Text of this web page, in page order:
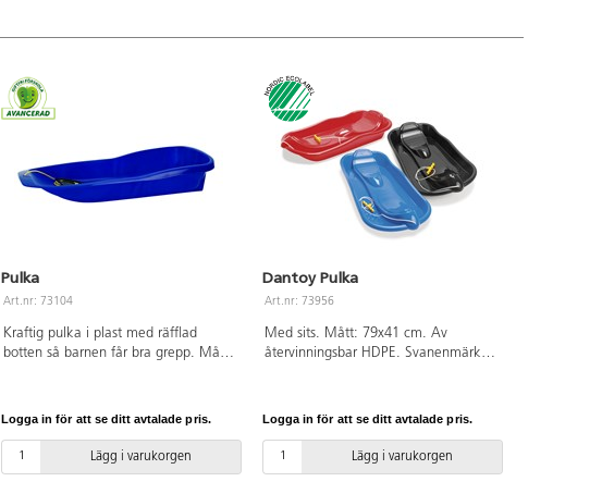
Pulka
Art.nr: 73104
Kraftig pulka i plast med räfflad
botten så barnen får bra grepp. Mått:
Logga in för att se ditt avtalade pris.
Lägg i varukorgen
Dantoy Pulka
Art.nr: 73956
Med sits. Mått: 79x41 cm. Av
återvinningsbar HDPE. Svanenmärkt,
Logga in för att se ditt avtalade pris.
Lägg i varukorgen